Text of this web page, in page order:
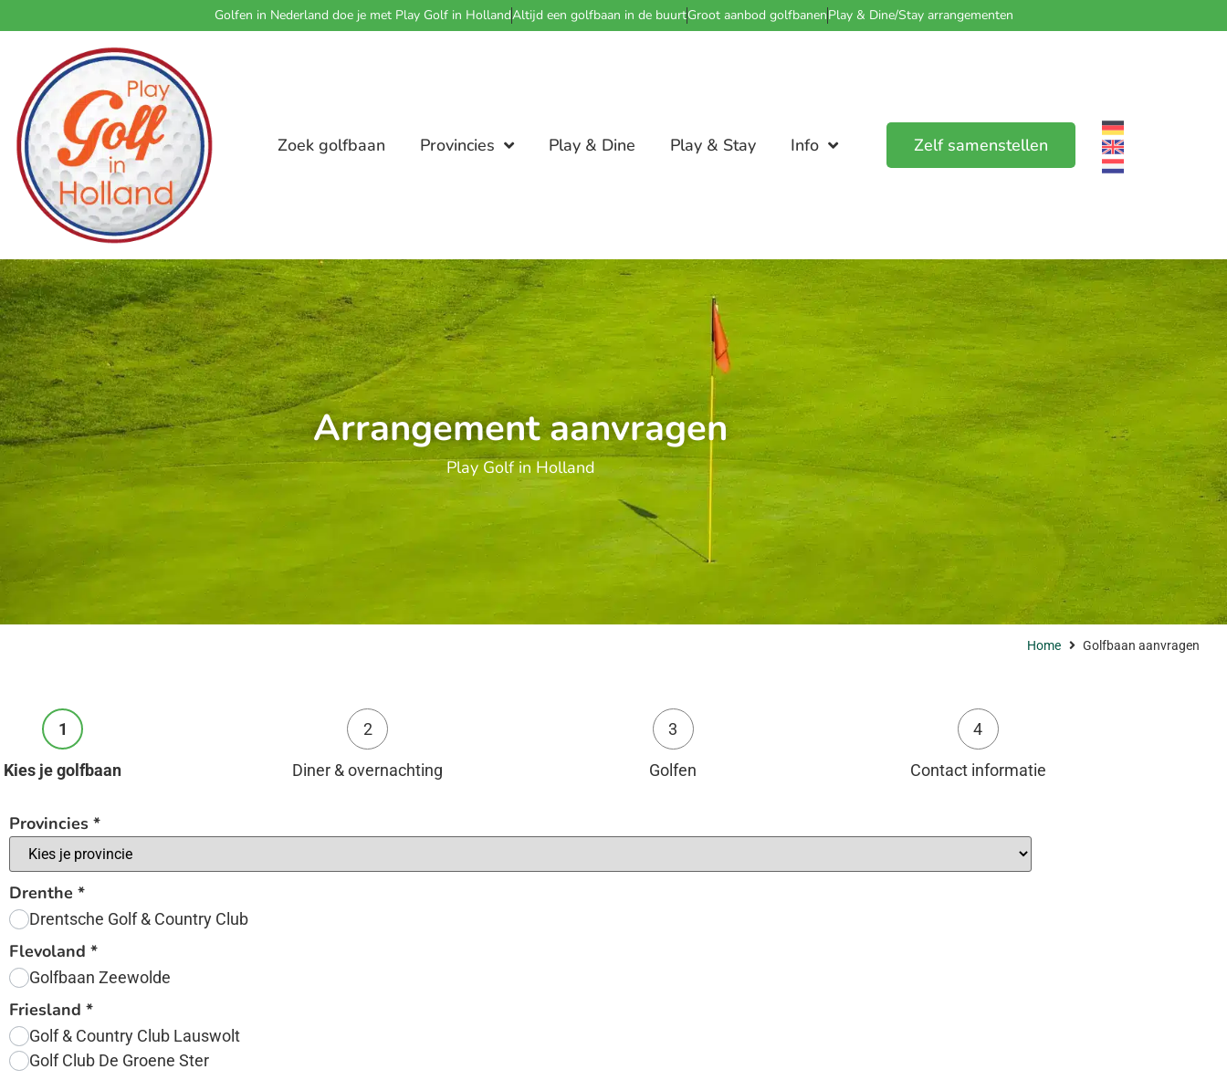
Golfen in Nederland doe je met Play Golf in HollandAltijd een golfbaan in de buurtGroot aanbod golfbanenPlay & Dine/Stay arrangementen
Zoek golfbaan Provincies Play & Dine Play & Stay Info Zelf samenstellen
Arrangement aanvragen
Play Golf in Holland
Home Golfbaan aanvragen
1
Kies je golfbaan
2
Diner & overnachting
3
Golfen
4
Contact informatie
Provincies *
Drenthe *
Drentsche Golf & Country Club
Flevoland *
Golfbaan Zeewolde
Friesland *
Golf & Country Club Lauswolt
Golf Club De Groene Ster